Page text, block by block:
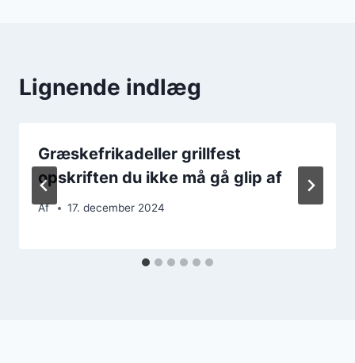
Lignende indlæg
Græskefrikadeller grillfest
opskriften du ikke må gå glip af
Af 17. december 2024